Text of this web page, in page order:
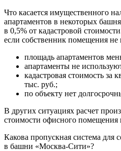
Что касается имущественного
апартаментов в некоторых
в 0,5% от кадастровой
если собственник помещения не
площадь апартаментов
апартаменты не
кадастровая стоимость за
тыс. руб.;
по объекту нет
В других ситуациях расчет
стоимости офисного помещения
Какова пропускная система для
в башни «Москва-Сити»?